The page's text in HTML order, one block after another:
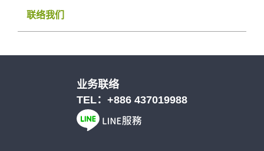
联络我们
业务联络
TEL： +886 437019988